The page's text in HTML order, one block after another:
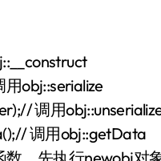
用obj::serialize
调用
调用obj::getData